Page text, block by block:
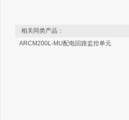
相关同类产品：
ARCM200L-MU配电回路监控单元